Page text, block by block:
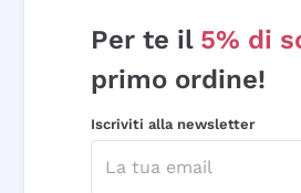
Per te il 5% di
primo ordine!
Iscriviti alla newsletter